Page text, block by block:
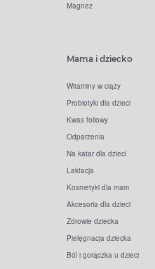
Magnez
Mama i dziecko
Witaminy w ciąży
Probiotyki dla dzieci
Kwas foliowy
Odparzenia
Na katar dla dzieci
Laktacja
Kosmetyki dla mam
Akcesoria dla dzieci
Zdrowie dziecka
Pielęgnacja dziecka
Ból i gorączka u dzieci